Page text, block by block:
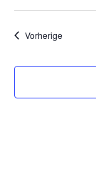
Vorherige